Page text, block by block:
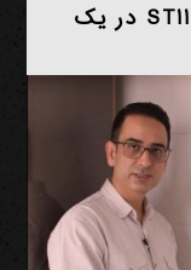
راهنمای استفاده از دستگاه ST11 در یک